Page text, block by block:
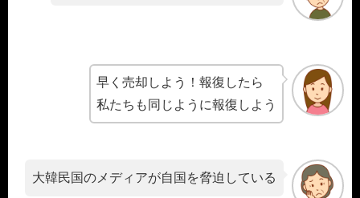
早く売却しよう！報復したら
私たちも同じように報復しよう
大韓民国のメディアが自国を脅迫している